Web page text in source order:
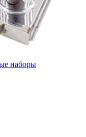
наборы